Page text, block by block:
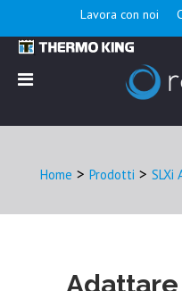
Lavora con noi
Home > Prodotti > SLXi